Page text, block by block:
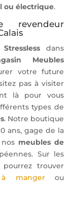
ou électrique.
revendeur
dans
Meubles
votre future
pas à visiter
là pour vous
types de
. Notre boutique
ans, gage de la
meubles de
Sur les
trouver
mangerou